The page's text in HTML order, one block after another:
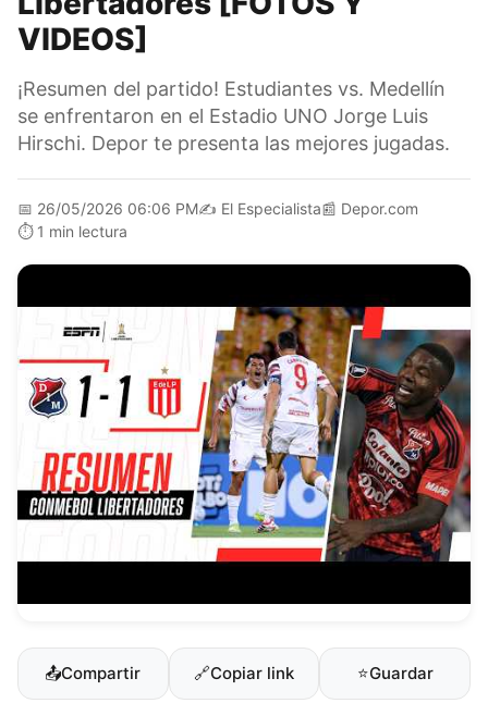
VIDEOS]
¡Resumen del partido! Estudiantes vs. Medellín
se enfrentaron en el Estadio UNO Jorge Luis
Hirschi. Depor te presenta las mejores jugadas.
📅 26/05/2026 06:06 PM✍️ El Especialista📰 Depor.com
⏱️ 1 min lectura
📤Compartir 🔗Copiar link ⭐Guardar